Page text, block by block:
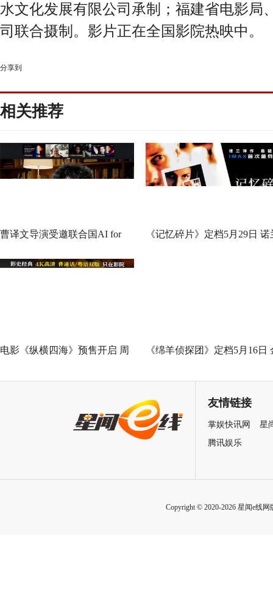
水文化发展有限公司承制；福建省电影局
司联合摄制。影片正在全国影院热映中。
分享到
相关推荐
曹译文导演受邀联合国AI for
Good全球峰会 以AI影像传递向
《记忆碎片》定档5月29日 诺
电影《纵横四海》预售开启 周 《绵羊侦探团》定档5月16日
友情链接
掌娱快讯网
星
腾讯娱乐
Copyright © 2020-2026 星闻e线